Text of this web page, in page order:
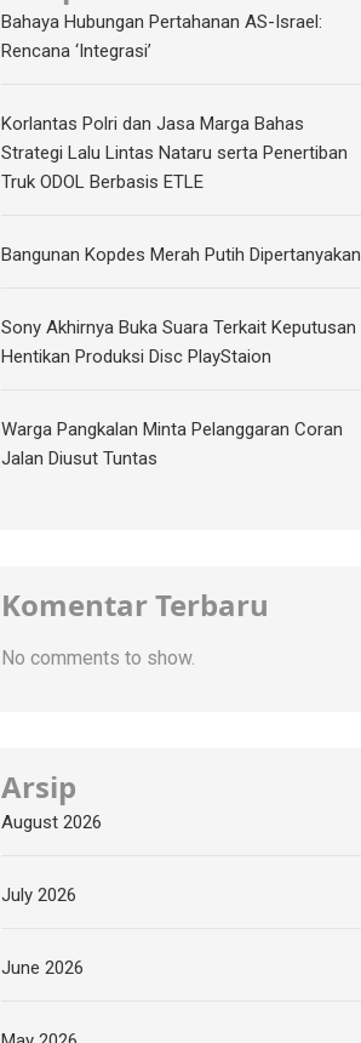
Bahaya Hubungan Pertahanan AS-Israel:
Rencana ‘Integrasi’
Korlantas Polri dan Jasa Marga Bahas
Strategi Lalu Lintas Nataru serta Penertiban
Truk ODOL Berbasis ETLE
Bangunan Kopdes Merah Putih Dipertanyakan
Sony Akhirnya Buka Suara Terkait Keputusan
Hentikan Produksi Disc PlayStaion
Warga Pangkalan Minta Pelanggaran Coran
Jalan Diusut Tuntas
Komentar Terbaru
No comments to show.
Arsip
August 2026
July 2026
June 2026